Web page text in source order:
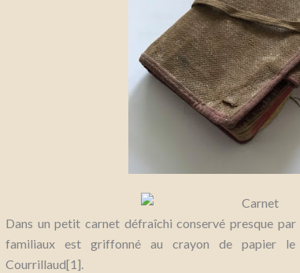
Dans un petit carnet défraîchi conservé presque par
familiaux est griffonné au crayon de papier le
Courrillaud[1].